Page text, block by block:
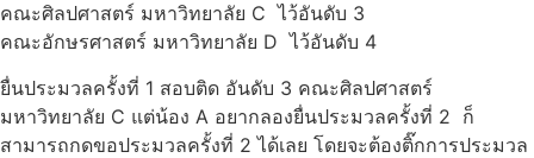
คณะศิลปศาสตร์ มหาวิทยาลัย C ไว้อันดับ 3
คณะอักษรศาสตร์ มหาวิทยาลัย D ไว้อันดับ 4
ยื่นประมวลครั้งที่ 1 สอบติด อันดับ 3 คณะศิลปศาสตร์
มหาวิทยาลัย C แต่น้อง A อยากลองยื่นประมวลครั้งที่ 2 ก็
สามารถกดขอประมวลครั้งที่ 2 ได้เลย โดยจะต้องติ๊กการประมวล